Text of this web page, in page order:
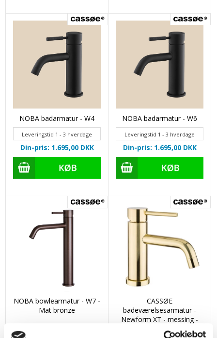
NOBA badarmatur - W4
Leveringstid 1 - 3 hverdage
Din-pris: 1.695,00 DKK
NOBA badarmatur - W6
Leveringstid 1 - 3 hverdage
Din-pris: 1.695,00 DKK
NOBA bowlearmatur - W7 -
Mat bronze
Leveringstid 1 - 3 hverdage
CASSØE
badeværelsesarmatur -
Newform XT - messing -
u/løft op ventil